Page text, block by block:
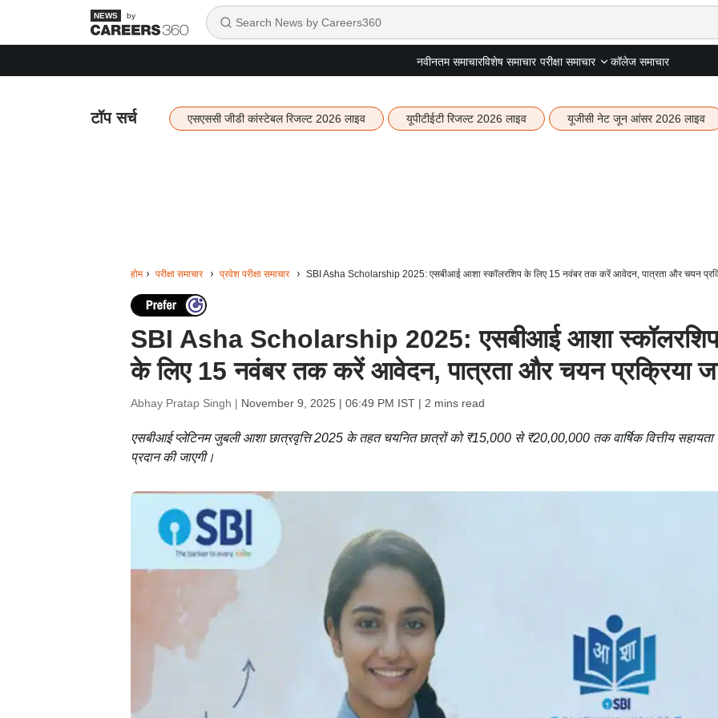
by
नवीनतम समाचारविशेष समाचार परीक्षा समाचार कॉलेज समाचार
टॉप सर्च एसएससी जीडी कांस्टेबल रिजल्ट 2026 लाइव यूपीटीईटी रिजल्ट 2026 लाइव यूजीसी नेट जून आंसर 2026 लाइव
होम परीक्षा समाचार प्रवेश परीक्षा समाचार SBI Asha Scholarship 2025: एसबीआई आशा स्कॉलरशिप के लिए 15 नवंबर तक करें आवेदन, पात्रता और चयन
SBI Asha Scholarship 2025: एसबीआई आशा स्कॉलरशिप
के लिए 15 नवंबर तक करें आवेदन, पात्रता और चयन प्रक्रिया
Abhay Pratap Singh | November 9, 2025 | 06:49 PM IST| 2 mins read
एसबीआई प्लेटिनम जुबली आशा छात्रवृत्ति 2025 के तहत चयनित छात्रों को ₹15,000 से ₹20,00,000 तक वार्षिक वित्तीय सहायता
प्रदान की जाएगी।